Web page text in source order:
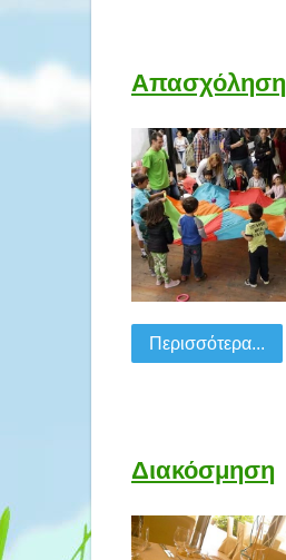
Απασχόληση
Περισσότερα...
Διακόσμηση